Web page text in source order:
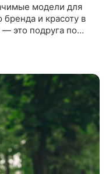
модели для
и красоту в
это подруга по
она часто